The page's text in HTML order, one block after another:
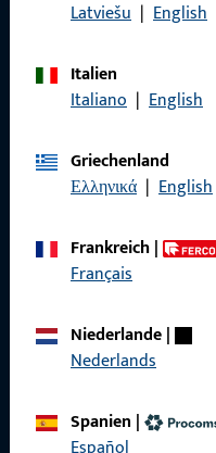
zuverlässig.Latviešu | English
Italien
Italiano | English
Griechenland
Ελληνικά | English
Frankreich|
Français
Niederlande|
Nederlands
Spanien |